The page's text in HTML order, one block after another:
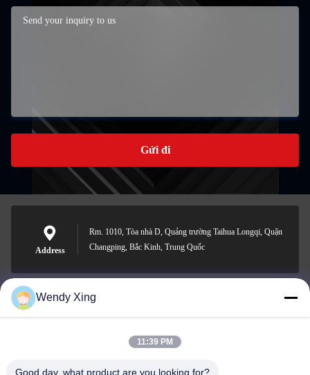
Gửi đi
Address
Rm. 1010, Tòa nhà D, Quảng trường Taihua Longqi, Quận
Changping, Bắc Kinh, Trung Quốc
jesingd@vip.sina.com
Wendy Xing
11:39 PM
Good day, what product are you looking for?